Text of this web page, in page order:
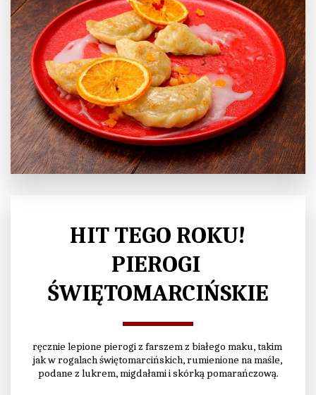
HIT TEGO ROKU!
PIEROGI
ŚWIĘTOMARCIŃSKIE
ręcznie lepione pierogi z farszem z białego maku, takim
jak w rogalach świętomarcińskich, rumienione na maśle,
podane z lukrem, migdałami i skórką pomarańczową.